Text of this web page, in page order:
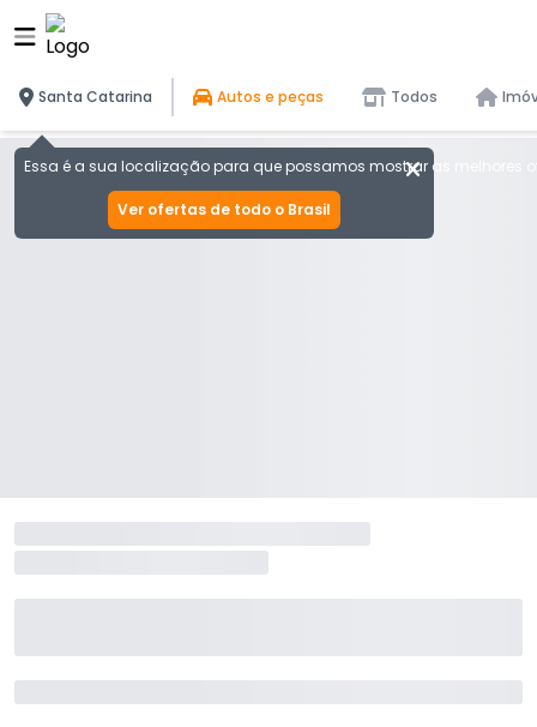
Santa Catarina
Essa é a sua localização para que possamos mostrar as melhores
Ver ofertas de todo o Brasil
Autos e peças Todos